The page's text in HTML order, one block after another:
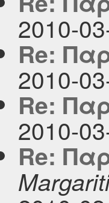
2010-
Re:
2010-
Re:
2010-
Re: